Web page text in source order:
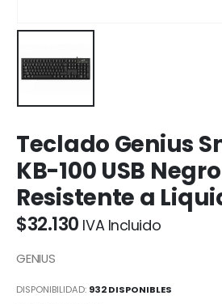
Teclado Genius
KB-100 USB Negro
Resistente a
$32.130 IVA Incluido
GENIUS
DISPONIBILIDAD: 932 DISPONIBLES